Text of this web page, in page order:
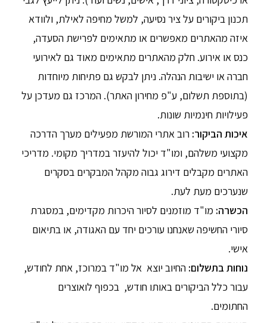
תכנון ביקורים על ציר נסיעה, למשל מחיפה לאילת, ולוודא
איזה מהאתרים מאפשרים או מתאימים לפרישת הסעדה,
כנס או אירוע. חלק מהאתרים מתאימים מאוד גם לאירועי
חברה או ישיבות הנהלה. ניתן לבקש גם פתיחות מיוחדות
(בתוספת תשלום, ע"פ מחירון האתר). המרכז גם מעדכן על
פעילויות חינמיות שונות.
איכות הביקור: רוב אתרי המורשת מפעילים מערך הדרכה
מקצועי משלהם, ומו"ד יכול להיעזר במדריך מקומי. מדריכי
האתרים מקבלים דירוג גבוה מקהל המבקרים בסקרים
שנערכים מעת לעת.
הכשרה: מו"ד מוזמנים לסיור היכרות מקדימים, במסגרת
סיורי החשיפה שאנחנו עורכים יחד עם האגודה, או בתיאום
אישי.
נוחות בתשלום:החיוב יוצא אל מו"ד במרוכז, אחת לחודש,
עבור כלל הביקורים באותו חודש, בכפוף לואוצרים
החתומים.